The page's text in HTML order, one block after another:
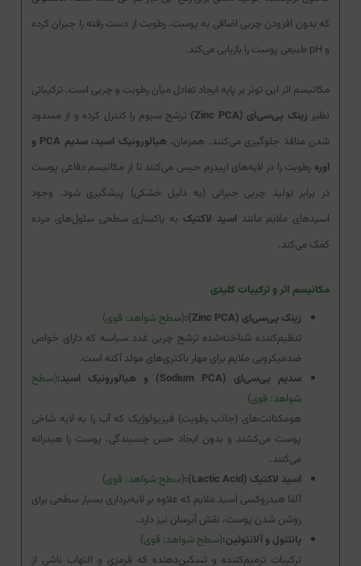
که بدون افزودن چربی اضافی به پوست، رطوبت از دست رفته را جبران کرده
و pH طبیعی پوست را بازیابی می‌کند.
مکانیسم اثر این تونر بر پایه ایجاد تعادل میان رطوبت و چربی است. ترکیباتی
نظیر زینک پی‌سی‌ای (Zinc PCA)
ترشح سبوم را کنترل کرده و از مسدود
شدن منافذ جلوگیری می‌کنند. همزمان،
هیالورونیک اسید، سدیم PCA و
اوره رطوبت را در لایه‌های اپیدرم حبس می‌کنند تا از مکانیسم دفاعی پوست
در برابر تولید چربی جبرانی (به دلیل خشکی) پیشگیری شود. وجود
اسیدهای ملایم مانند اسید لاکتیک به پاکسازی سطحی سلول‌های مرده
کمک می‌کند.
مکانیسم اثر و ترکیبات کلیدی
زینک پی‌سی‌ای (Zinc PCA):
(سطح شواهد: قوی)
تنظیم‌کننده شناخته‌شده ترشح چربی غدد سباسه که دارای خواص
ضدمیکروبی ملایم برای مهار باکتری‌های مولد آکنه است.
سدیم پی‌سی‌ای (Sodium PCA) و هیالورونیک اسید:
(سطح
شواهد: قوی)
هومکتانت‌های (جاذب رطوبت) فیزیولوژیک که آب را به لایه شاخی
پوست می‌کشند و بدون ایجاد حس چسبندگی، پوست را هیدراته
می‌کنند.
اسید لاکتیک (Lactic Acid):
(سطح شواهد: قوی)
آلفا هیدروکسی اسید ملایم که علاوه بر لایه‌برداری بسیار سطحی برای
روشن شدن پوست، نقش آبرسان نیز دارد.
پانتنول و آلانتوئین:(سطح شواهد: قوی)
ترکیبات ترمیم‌کننده و تسکین‌دهنده که قرمزی و التهاب ناشی از